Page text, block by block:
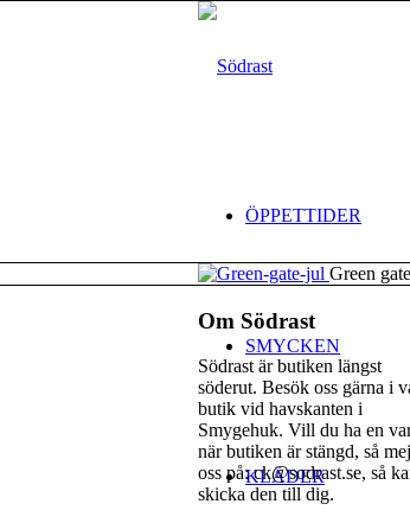
ÖPPETTIDER
SMYCKEN
KLÄDER
Green
Om Södrast
Södrast är butiken längst
söderut. Besök oss gärna i
butik vid havskanten i
Smygehuk. Vill du ha en
när butiken är stängd, så
oss på: ck@sodrast.se, så
skicka den till dig.